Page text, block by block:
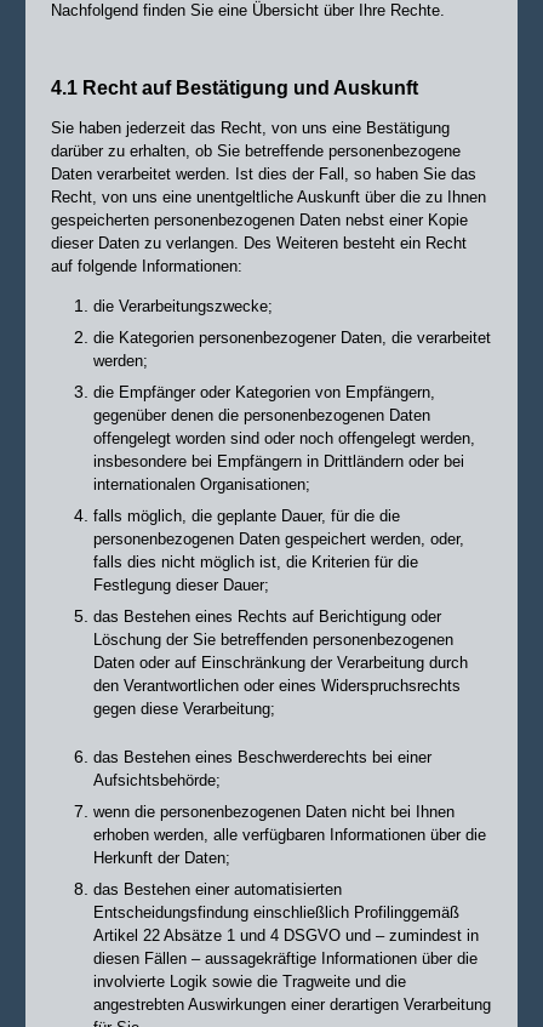
Nachfolgend finden Sie eine Übersicht über Ihre Rechte.
4.1 Recht auf Bestätigung und Auskunft
Sie haben jederzeit das Recht, von uns eine Bestätigung
darüber zu erhalten, ob Sie betreffende personenbezogene
Daten verarbeitet werden. Ist dies der Fall, so haben Sie das
Recht, von uns eine unentgeltliche Auskunft über die zu Ihnen
gespeicherten personenbezogenen Daten nebst einer Kopie
dieser Daten zu verlangen. Des Weiteren besteht ein Recht
auf folgende Informationen:
die Verarbeitungszwecke;
die Kategorien personenbezogener Daten, die verarbeitet
werden;
die Empfänger oder Kategorien von Empfängern,
gegenüber denen die personenbezogenen Daten
offengelegt worden sind oder noch offengelegt werden,
insbesondere bei Empfängern in Drittländern oder bei
internationalen Organisationen;
falls möglich, die geplante Dauer, für die die
personenbezogenen Daten gespeichert werden, oder,
falls dies nicht möglich ist, die Kriterien für die
Festlegung dieser Dauer;
das Bestehen eines Rechts auf Berichtigung oder
Löschung der Sie betreffenden personenbezogenen
Daten oder auf Einschränkung der Verarbeitung durch
den Verantwortlichen oder eines Widerspruchsrechts
gegen diese Verarbeitung;
das Bestehen eines Beschwerderechts bei einer
Aufsichtsbehörde;
wenn die personenbezogenen Daten nicht bei Ihnen
erhoben werden, alle verfügbaren Informationen über die
Herkunft der Daten;
das Bestehen einer automatisierten
Entscheidungsfindung einschließlich Profilinggemäß
Artikel 22 Absätze 1 und 4 DSGVO und – zumindest in
diesen Fällen – aussagekräftige Informationen über die
involvierte Logik sowie die Tragweite und die
angestrebten Auswirkungen einer derartigen Verarbeitung